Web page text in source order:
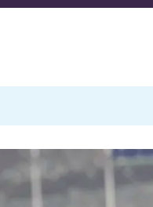
Arbejdsmiljø